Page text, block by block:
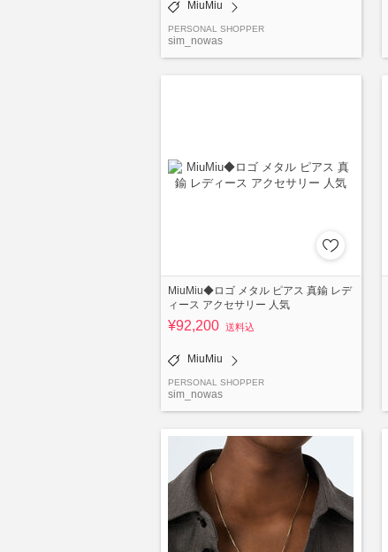
MiuMiu
PERSONAL SHOPPER
sim_nowas
MiuMiu◆ロゴ メタル ピアス 真鍮 レデ
ィース アクセサリー 人気
¥92,200 送料込
MiuMiu
PERSONAL SHOPPER
sim_nowas